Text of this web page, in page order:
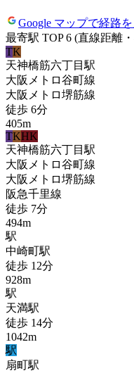
Google マップで経路
最寄駅 TOP 6 (直線距離
TK
天神橋筋六丁目 駅
大阪メトロ谷町線
大阪メトロ堺筋線
徒歩 6分
405m
TKHK
天神橋筋六丁目 駅
大阪メトロ谷町線
大阪メトロ堺筋線
阪急千里線
徒歩 7分
494m
駅
中崎町駅
徒歩 12分
928m
駅
天満駅
徒歩 14分
1042m
駅
扇町駅